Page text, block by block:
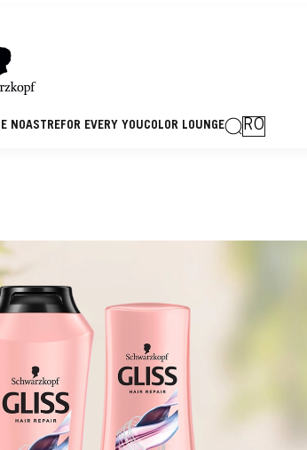
NOASTREFOR EVERY YOUCOLOR LOUNGE RO